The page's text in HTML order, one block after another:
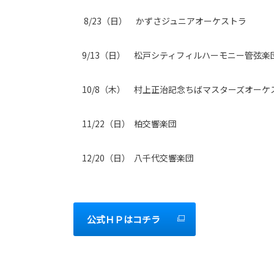
8/23 （日） かずさジュニアオーケストラ
9/13 （日） 松戸シティフィルハーモニー管弦楽
10/8 （木） 村上正治記念ちばマスターズオーケ
11/22 （日） 柏交響楽団
12/20 （日） 八千代交響楽団
公式ＨＰはコチラ